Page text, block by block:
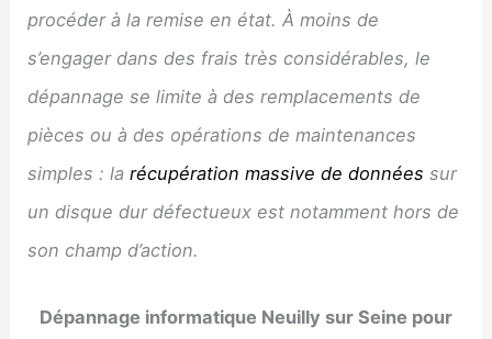
procéder à la remise en état. À moins de
s’engager dans des frais très considérables, le
dépannage se limite à des remplacements de
pièces ou à des opérations de maintenances
simples : larécupération massive de données sur
un disque dur défectueux est notamment hors de
son champ d’action.
Dépannage informatique Neuilly sur Seine pour